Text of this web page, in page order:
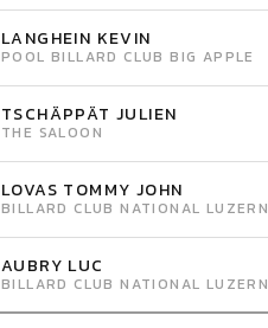
LANGHEIN KEVIN
POOL BILLARD CLUB BIG APPLE
TSCHÄPPÄT JULIEN
THE SALOON
LOVAS TOMMY JOHN
BILLARD CLUB NATIONAL LUZERN
AUBRY LUC
BILLARD CLUB NATIONAL LUZERN